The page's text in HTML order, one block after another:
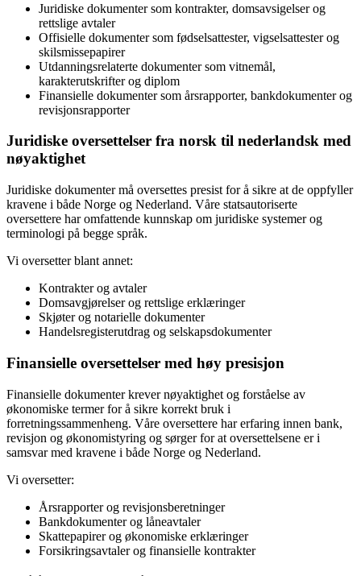
Juridiske dokumenter som kontrakter, domsavsigelser og
rettslige avtaler
Offisielle dokumenter som fødselsattester, vigselsattester og
skilsmissepapirer
Utdanningsrelaterte dokumenter som vitnemål,
karakterutskrifter og diplom
Finansielle dokumenter som årsrapporter, bankdokumenter og
revisjonsrapporter
Juridiske oversettelser fra norsk til nederlandsk med
nøyaktighet
Juridiske dokumenter må oversettes presist for å sikre at de oppfyller
kravene i både Norge og Nederland. Våre statsautoriserte
oversettere har omfattende kunnskap om juridiske systemer og
terminologi på begge språk.
Vi oversetter blant annet:
Kontrakter og avtaler
Domsavgjørelser og rettslige erklæringer
Skjøter og notarielle dokumenter
Handelsregisterutdrag og selskapsdokumenter
Finansielle oversettelser med høy presisjon
Finansielle dokumenter krever nøyaktighet og forståelse av
økonomiske termer for å sikre korrekt bruk i
forretningssammenheng. Våre oversettere har erfaring innen bank,
revisjon og økonomistyring og sørger for at oversettelsene er i
samsvar med kravene i både Norge og Nederland.
Vi oversetter:
Årsrapporter og revisjonsberetninger
Bankdokumenter og låneavtaler
Skattepapirer og økonomiske erklæringer
Forsikringsavtaler og finansielle kontrakter